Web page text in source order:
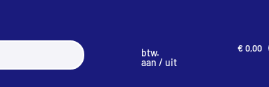
btw.
aan / uit
€0,00